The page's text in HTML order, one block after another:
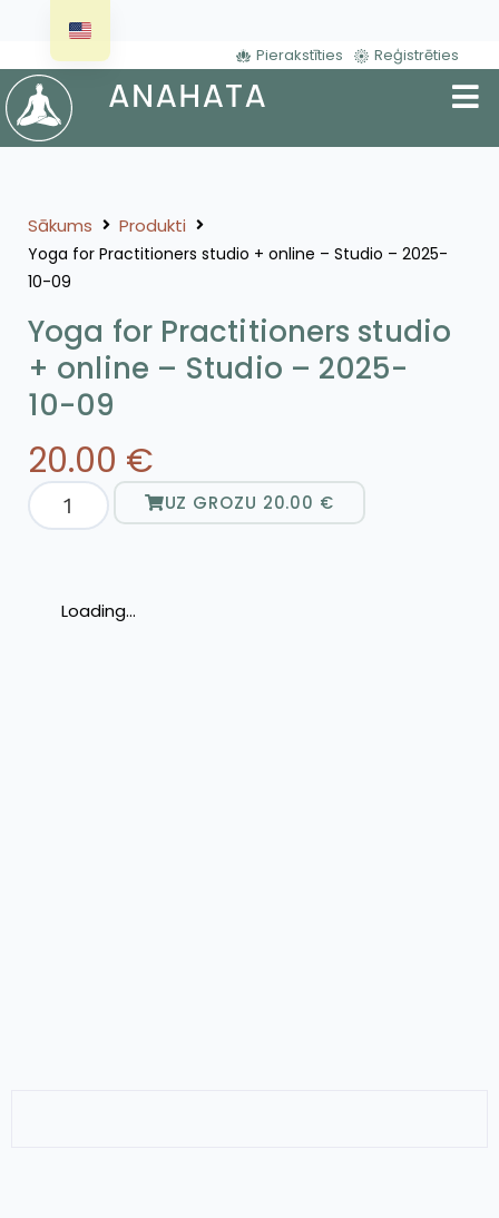
Pierakstīties Reģistrēties
Sākums Produkti
Yoga for Practitioners studio + online – Studio – 2025-
10-09
Yoga for Practitioners studio
+ online – Studio – 2025-
10-09
20.00 €
UZ GROZU 20.00 €
Loading...